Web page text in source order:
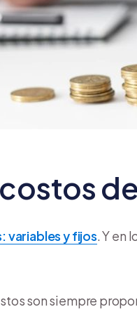
variables y fijos. Y en
son siempre